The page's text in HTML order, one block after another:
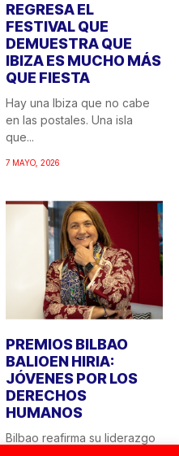
REGRESA EL
FESTIVAL QUE
DEMUESTRA QUE
IBIZA ES MUCHO MÁS
QUE FIESTA
Hay una Ibiza que no cabe
en las postales. Una isla
que...
7 MAYO, 2026
PREMIOS BILBAO
BALIOEN HIRIA:
JÓVENES POR LOS
DERECHOS
HUMANOS
Bilbao reafirma su liderazgo